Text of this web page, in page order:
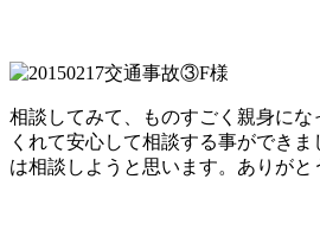
相談してみて、ものすごく親身にな
くれて安心して相談する事ができ
は相談しようと思います。ありがと